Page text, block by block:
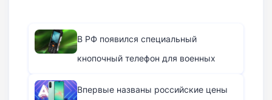
В РФ появился специальный
кнопочный телефон для военных
Впервые названы российские цены